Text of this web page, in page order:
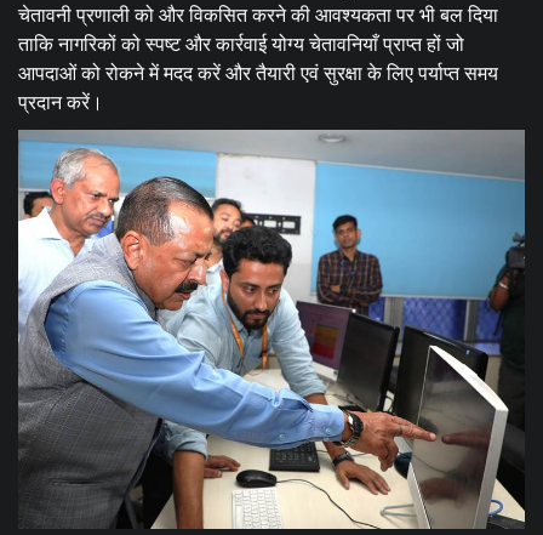
चेतावनी प्रणाली को और विकसित करने की आवश्यकता पर भी बल दिया
ताकि नागरिकों को स्पष्ट और कार्रवाई योग्य चेतावनियाँ प्राप्त हों जो
आपदाओं को रोकने में मदद करें और तैयारी एवं सुरक्षा के लिए पर्याप्त समय
प्रदान करें।